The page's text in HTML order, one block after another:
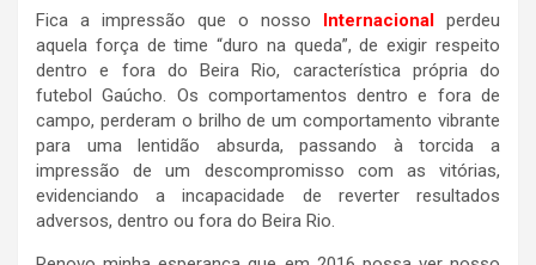
Fica a impressão que o nosso Internacional perdeu
aquela força de time “duro na queda”, de exigir respeito
dentro e fora do Beira Rio, característica própria do
futebol Gaúcho. Os comportamentos dentro e fora de
campo, perderam o brilho de um comportamento vibrante
para uma lentidão absurda, passando à torcida a
impressão de um descompromisso com as vitórias,
evidenciando a incapacidade de reverter resultados
adversos, dentro ou fora do Beira Rio.